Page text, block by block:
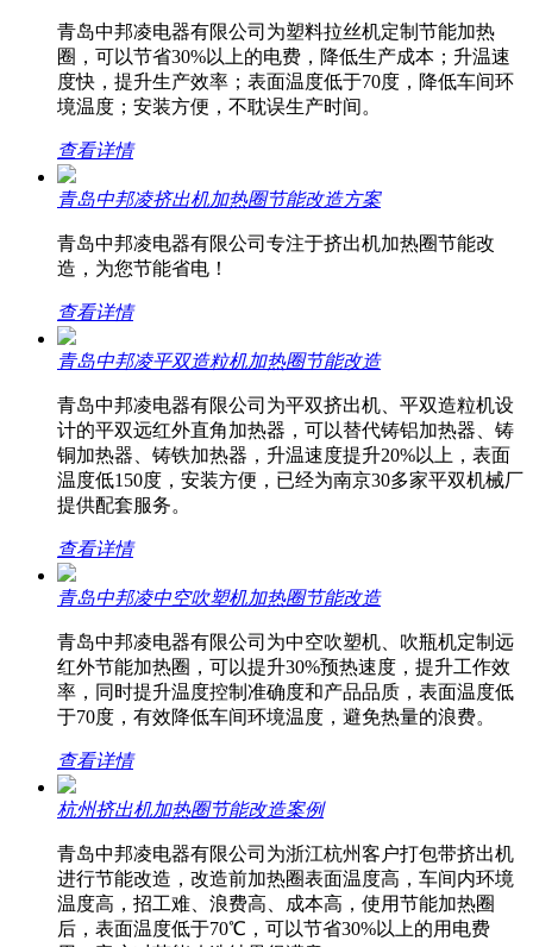
青岛中邦凌电器有限公司为塑料拉丝机定制节能加热
圈，可以节省30%以上的电费，降低生产成本；升温速
度快，提升生产效率；表面温度低于70度，降低车间环
境温度；安装方便，不耽误生产时间。
查看详情
青岛中邦凌挤出机加热圈节能改造方案
青岛中邦凌电器有限公司专注于挤出机加热圈节能改
造，为您节能省电！
查看详情
青岛中邦凌平双造粒机加热圈节能改造
青岛中邦凌电器有限公司为平双挤出机、平双造粒机设
计的平双远红外直角加热器，可以替代铸铝加热器、铸
铜加热器、铸铁加热器，升温速度提升20%以上，表面
温度低150度，安装方便，已经为南京30多家平双机械厂
提供配套服务。
查看详情
青岛中邦凌中空吹塑机加热圈节能改造
青岛中邦凌电器有限公司为中空吹塑机、吹瓶机定制远
红外节能加热圈，可以提升30%预热速度，提升工作效
率，同时提升温度控制准确度和产品品质，表面温度低
于70度，有效降低车间环境温度，避免热量的浪费。
查看详情
杭州挤出机加热圈节能改造案例
青岛中邦凌电器有限公司为浙江杭州客户打包带挤出机
进行节能改造，改造前加热圈表面温度高，车间内环境
温度高，招工难、浪费高、成本高，使用节能加热圈
后，表面温度低于70℃，可以节省30%以上的用电费